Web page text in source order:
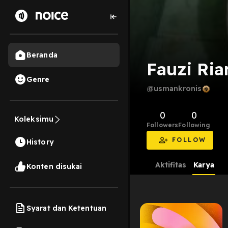
Beranda
Genre
Koleksimu
History
Konten disukai
Syarat dan Ketentuan
Fauzi
@usmankronis
0
Followers
0
Following
FOLLOW
Aktifitas Karya